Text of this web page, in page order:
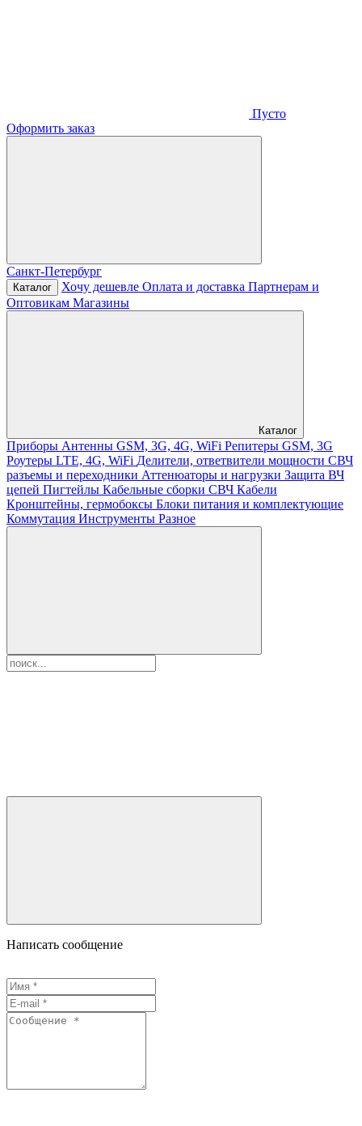
Пусто
Оформить заказ
Санкт-Петербург
Каталог Хочу дешевле Оплата и доставка Партнерам и
Оптовикам Магазины
Каталог
Приборы Антенны GSM, 3G, 4G, WiFi Репитеры GSM, 3G
Роутеры LTE, 4G, WiFi Делители, ответвители мощности СВЧ
разъемы и переходники Аттенюаторы и нагрузки Защита ВЧ
цепей Пигтейлы Кабельные сборки СВЧ Кабели
Кронштейны, гермобоксы Блоки питания и комплектующие
Коммутация Инструменты Разное
Написать сообщение